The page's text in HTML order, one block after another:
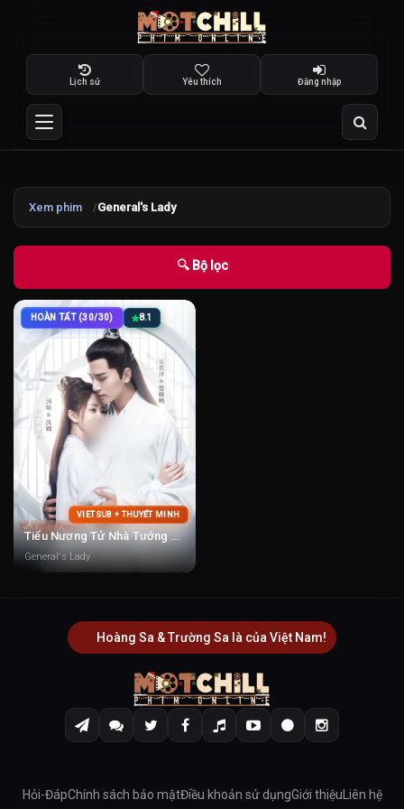
Lịch sử Yêu thích Đăng nhập
Xem phim General's Lady
🔍 Bộ lọc
HOÀN TẤT (30/30) 8.1
VIETSUB + THUYẾT MINH
Tiểu Nương Tử Nhà Tướng Quân
General's Lady
Hoàng Sa & Trường Sa là của Việt Nam!
Hỏi-ĐápChính sách bảo mậtĐiều khoản sử dụngGiới thiệuLiên hệ